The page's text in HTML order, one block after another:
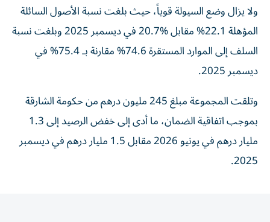
ولا يزال وضع السيولة قوياً، حيث بلغت نسبة الأصول السائلة
المؤهلة 22.1% مقابل %20.7 في ديسمبر 2025 وبلغت نسبة
السلف إلى الموارد المستقرة 74.6% مقارنة بـ 75.4% في
ديسمبر 2025.
وتلقت المجموعة مبلغ 245 مليون درهم من حكومة الشارقة
بموجب اتفاقية الضمان، ما أدى إلى خفض الرصيد إلى 1.3
مليار درهم في يونيو 2026 مقابل 1.5 مليار درهم في ديسمبر
2025.